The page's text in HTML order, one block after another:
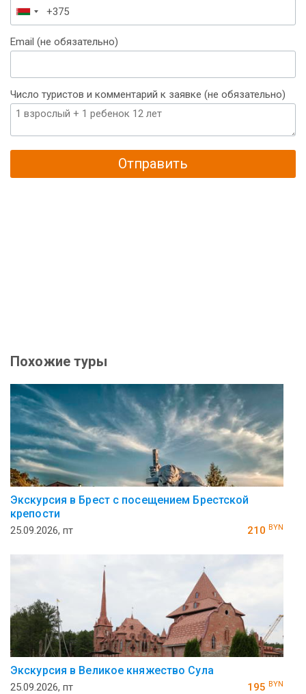
Беларусь
+375
Email (не обязательно)
Число туристов и комментарий к заявке (не обязательно)
Отправить
Похожие туры
Экскурсия в Брест с посещением Брестской
крепости
25.09.2026, пт 210 BYN
Экскурсия в Великое княжество Сула
25.09.2026, пт 195 BYN